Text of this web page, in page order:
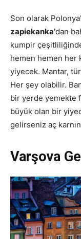
Son olarak
zapiekanka’dan
kumpir
hemen hemen her
yiyecek. Mantar,
Her şey olabilir.
bir yerde yemekte
büyük olan bir
gelirseniz aç
Varşova